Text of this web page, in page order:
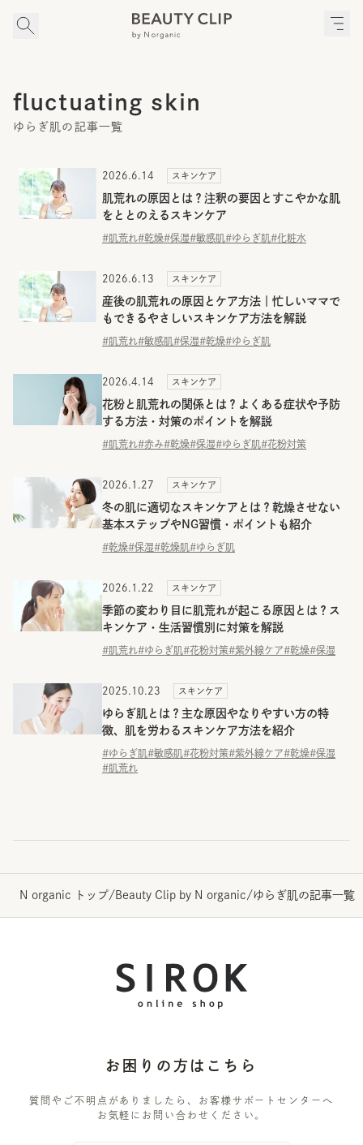
fluctuating skin
ゆらぎ肌の記事一覧
2026.6.14 スキンケア
肌荒れの原因とは？注釈の要因とすこやかな肌
をととのえるスキンケア
#肌荒れ#乾燥#保湿#敏感肌 #ゆらぎ肌 #化粧水
2026.6.13 スキンケア
産後の肌荒れの原因とケア方法｜忙しいママで
もできるやさしいスキンケア方法を解説
#肌荒れ#敏感肌 #保湿#乾燥#ゆらぎ肌
2026.4.14 スキンケア
花粉と肌荒れの関係とは？よくある症状や予防
する方法・対策のポイントを解説
#肌荒れ#赤み#乾燥#保湿#ゆらぎ肌 #花粉対策
2026.1.27 スキンケア
冬の肌に適切なスキンケアとは？乾燥させない
基本ステップやNG習慣・ポイントも紹介
#乾燥#保湿#乾燥肌 #ゆらぎ肌
2026.1.22 スキンケア
季節の変わり目に肌荒れが起こる原因とは？ス
キンケア・生活習慣別に対策を解説
#肌荒れ#ゆらぎ肌 #花粉対策#紫外線ケア#乾燥#保湿
2025.10.23 スキンケア
ゆらぎ肌とは？主な原因やなりやすい方の特
徴、肌を労わるスキンケア方法を紹介
#ゆらぎ肌 #敏感肌 #花粉対策#紫外線ケア#乾燥#保湿
#肌荒れ
N organic トップ/ Beauty Clip by N organic/ゆらぎ肌の記事一覧
お困りの方はこちら
質問やご不明点がありましたら、お客様サポートセンターへ
お気軽にお問い合わせください。